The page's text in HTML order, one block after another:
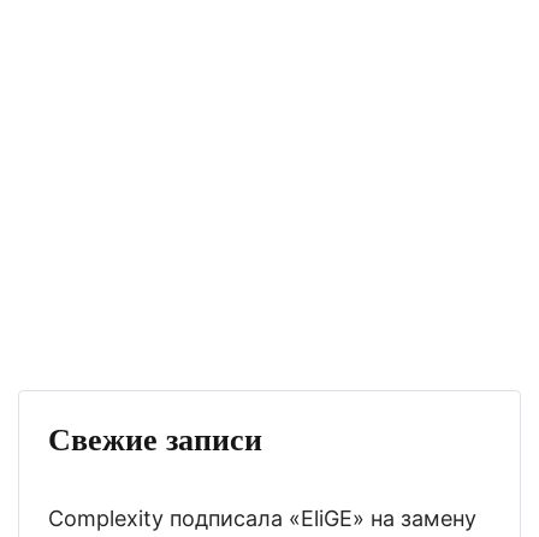
Свежие записи
Complexity подписала «EliGE» на замену